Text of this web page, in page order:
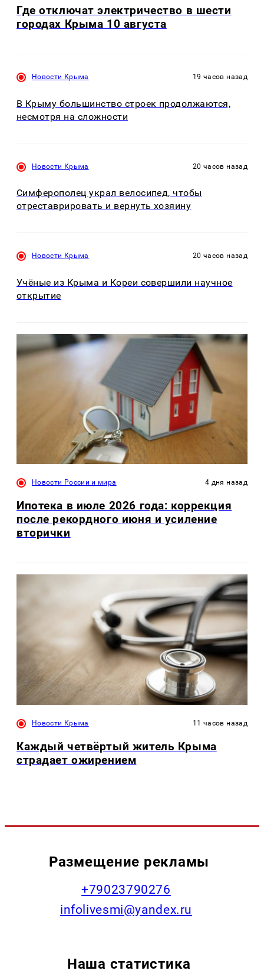
Где отключат электричество в шести
городах Крыма 10 августа
Новости Крыма 19 часов назад
В Крыму большинство строек продолжаются,
несмотря на сложности
Новости Крыма 20 часов назад
Симферополец украл велосипед, чтобы
отреставрировать и вернуть хозяину
Новости Крыма 20 часов назад
Учёные из Крыма и Кореи совершили научное
открытие
Новости России и мира 4 дня назад
Ипотека в июле 2026 года: коррекция
после рекордного июня и усиление
вторички
Новости Крыма 11 часов назад
Каждый четвёртый житель Крыма
страдает ожирением
Размещение рекламы
+79023790276
infolivesmi@yandex.ru
Наша статистика